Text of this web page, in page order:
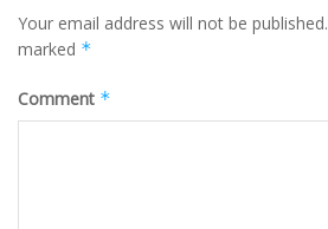
Your email address will not be published.
marked *
Comment *